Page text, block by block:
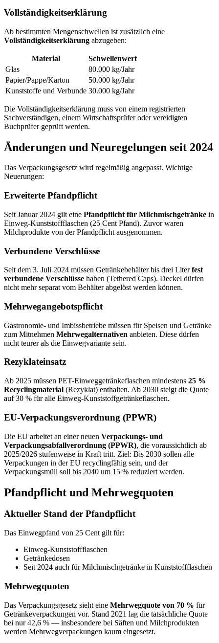
Vollständigkeitserklärung
Ab bestimmten Mengenschwellen ist zusätzlich eine
Vollständigkeitserklärung abzugeben:
Material
Schwellenwert
Glas
80.000 kg/Jahr
Papier/Pappe/Karton
50.000 kg/Jahr
Kunststoffe und Verbunde 30.000 kg/Jahr
Die Vollständigkeitserklärung muss von einem registrierten
Sachverständigen, einem Wirtschaftsprüfer oder vereidigten
Buchprüfer geprüft werden.
Änderungen und Neuregelungen seit 2024
Das Verpackungsgesetz wird regelmäßig angepasst. Wichtige
Neuerungen:
Erweiterte Pfandpflicht
Seit Januar 2024 gilt eine Pfandpflicht für Milchmischgetränke in
Einweg-Kunststoffflaschen (25 Cent Pfand). Zuvor waren
Milchprodukte von der Pfandpflicht ausgenommen.
Verbundene Verschlüsse
Seit dem 3. Juli 2024 müssen Getränkebehälter bis drei Literfest
verbundene Verschlüsse haben (Tethered Caps). Deckel dürfen
nicht mehr separat vom Behälter abgelöst werden können.
Mehrwegangebotspflicht
Gastronomie- und Imbissbetriebe müssen für Speisen und Getränke
zum Mitnehmen Mehrwegalternativen anbieten. Diese dürfen
nicht teurer als die Einwegvariante sein.
Rezyklateinsatz
Ab 2025 müssen PET-Einweggetränkeflaschen mindestens 25 %
Recyclingmaterial (Rezyklat) enthalten. Ab 2030 steigt die Quote
auf 30 % für alle Einweg-Kunststoffgetränkeflaschen.
EU-Verpackungsverordnung (PPWR)
Die EU arbeitet an einer neuen Verpackungs- und
Verpackungsabfallverordnung (PPWR), die voraussichtlich ab
2025/2026 stufenweise in Kraft tritt. Ziel: Bis 2030 sollen alle
Verpackungen in der EU recyclingfähig sein, und der
Verpackungsmüll soll bis 2040 um 15 % reduziert werden.
Pfandpflicht und Mehrwegquoten
Aktueller Stand der Pfandpflicht
Das Einwegpfand von 25 Cent gilt für:
Einweg-Kunststoffflaschen
Getränkedosen
Seit 2024 auch für Milchmischgetränke in Kunststoffflaschen
Mehrwegquoten
Das Verpackungsgesetz sieht eine Mehrwegquote von 70 % für
Getränkeverpackungen vor. Stand 2021 lag die tatsächliche Quote
bei nur 42,6 % — insbesondere bei Säften und Milchprodukten
werden Mehrwegverpackungen kaum eingesetzt.